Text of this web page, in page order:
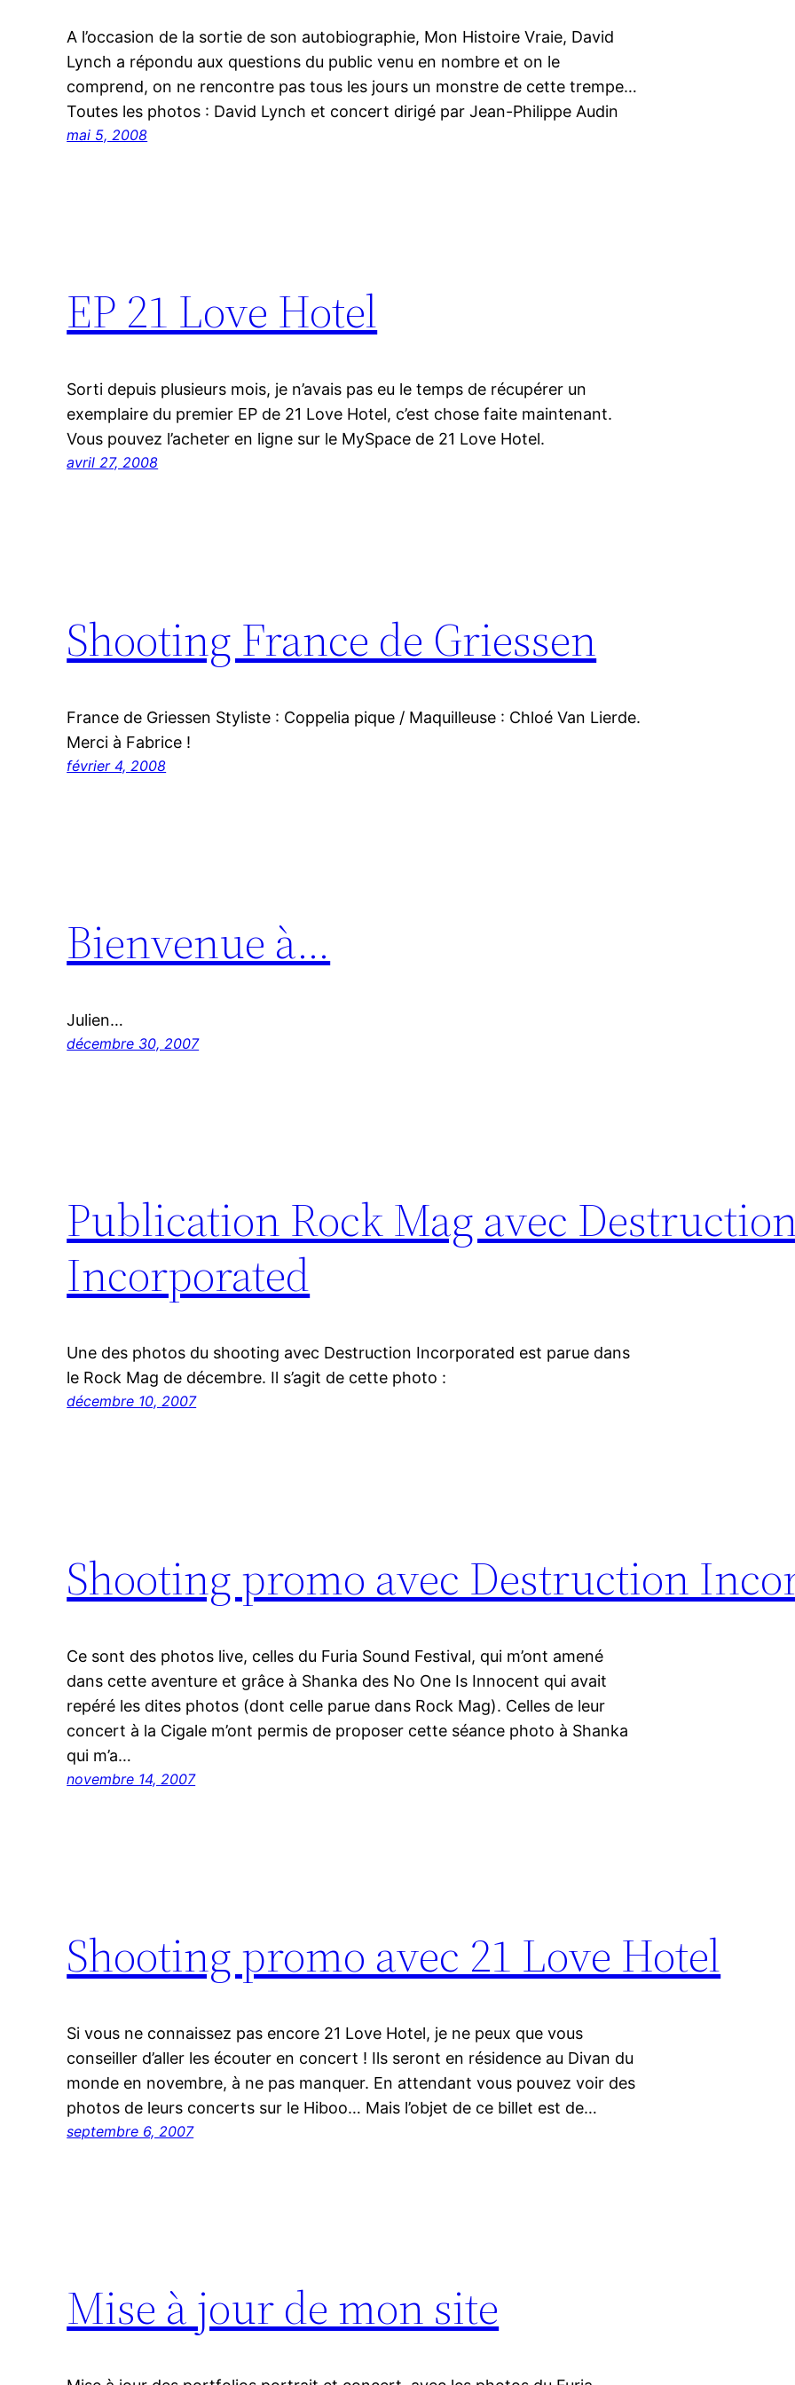
A l’occasion de la sortie de son autobiographie, Mon Histoire Vraie, David
Lynch a répondu aux questions du public venu en nombre et on le
comprend, on ne rencontre pas tous les jours un monstre de cette trempe…
Toutes les photos : David Lynch et concert dirigé par Jean-Philippe Audin
mai 5, 2008
EP 21 Love Hotel
Sorti depuis plusieurs mois, je n’avais pas eu le temps de récupérer un
exemplaire du premier EP de 21 Love Hotel, c’est chose faite maintenant.
Vous pouvez l’acheter en ligne sur le MySpace de 21 Love Hotel.
avril 27, 2008
Shooting France de Griessen
France de Griessen Styliste : Coppelia pique / Maquilleuse : Chloé Van Lierde.
Merci à Fabrice !
février 4, 2008
Bienvenue à…
Julien…
décembre 30, 2007
Publication Rock Mag avec
Incorporated
Une des photos du shooting avec Destruction Incorporated est parue dans
le Rock Mag de décembre. Il s’agit de cette photo :
décembre 10, 2007
Shooting promo avec Destruction
Ce sont des photos live, celles du Furia Sound Festival, qui m’ont amené
dans cette aventure et grâce à Shanka des No One Is Innocent qui avait
repéré les dites photos (dont celle parue dans Rock Mag). Celles de leur
concert à la Cigale m’ont permis de proposer cette séance photo à Shanka
qui m’a…
novembre 14, 2007
Shooting promo avec 21 Love Hotel
Si vous ne connaissez pas encore 21 Love Hotel, je ne peux que vous
conseiller d’aller les écouter en concert ! Ils seront en résidence au Divan du
monde en novembre, à ne pas manquer. En attendant vous pouvez voir des
photos de leurs concerts sur le Hiboo… Mais l’objet de ce billet est de…
septembre 6, 2007
Mise à jour de mon site